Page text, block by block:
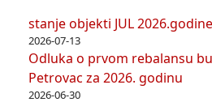
stanje objekti JUL 2026.godine
2026-07-13
Odluka o prvom rebalansu
Petrovac za 2026. godinu
2026-06-30